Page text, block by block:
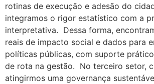
rotinas de execução e adesão do
integramos o rigor estatístico com a
interpretativa. Dessa forma,
reais de impacto social e dados para
políticas públicas, com suporte
de rota na gestão. No terceiro setor,
atingirmos uma governança